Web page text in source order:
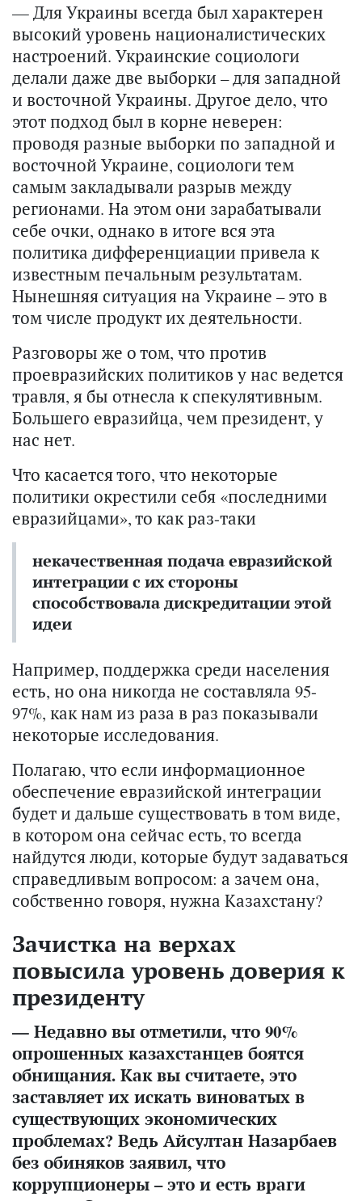
— Для Украины всегда был характерен
высокий уровень националистических
настроений. Украинские социологи
делали даже две выборки – для западной
и восточной Украины. Другое дело, что
этот подход был в корне неверен:
проводя разные выборки по западной и
восточной Украине, социологи тем
самым закладывали разрыв между
регионами. На этом они зарабатывали
себе очки, однако в итоге вся эта
политика дифференциации привела к
известным печальным результатам.
Нынешняя ситуация на Украине – это в
том числе продукт их деятельности.
Разговоры же о том, что против
проевразийских политиков у нас ведется
травля, я бы отнесла к спекулятивным.
Большего евразийца, чем президент, у
нас нет.
Что касается того, что некоторые
политики окрестили себя «последними
евразийцами», то как раз-таки
некачественная подача евразийской
интеграции с их стороны
способствовала дискредитации этой
идеи
Например, поддержка среди населения
есть, но она никогда не составляла 95-
97%, как нам из раза в раз показывали
некоторые исследования.
Полагаю, что если информационное
обеспечение евразийской интеграции
будет и дальше существовать в том виде,
в котором она сейчас есть, то всегда
найдутся люди, которые будут задаваться
справедливым вопросом: а зачем она,
собственно говоря, нужна Казахстану?
Зачистка на верхах
повысила уровень доверия к
президенту
— Недавно вы отметили, что 90%
опрошенных казахстанцев боятся
обнищания. Как вы считаете, это
заставляет их искать виноватых в
существующих экономических
проблемах? Ведь Айсултан Назарбаев
без обиняков заявил, что
коррупционеры – это и есть враги